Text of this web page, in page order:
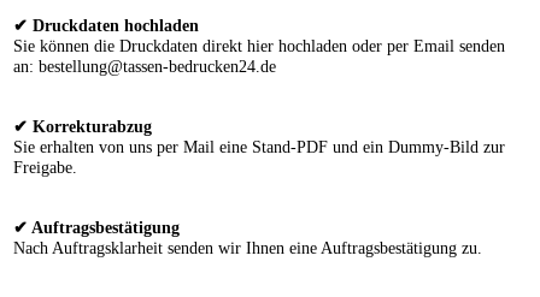
✔ Druckdaten hochladen
Sie können die Druckdaten direkt hier hochladen oder per Email senden
an: bestellung@tassen-bedrucken24.de
✔ Korrekturabzug
Sie erhalten von uns per Mail eine Stand-PDF und ein Dummy-Bild zur
Freigabe.
✔ Auftragsbestätigung
Nach Auftragsklarheit senden wir Ihnen eine Auftragsbestätigung zu.